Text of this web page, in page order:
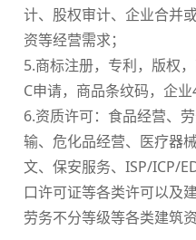
计、股权审计、企业合并
资等经营需求；
5.商标注册，专利，版权
C申请，商品条纹码，企
6.资质许可：食品经营、
输、危化品经营、医疗器
文、保安服务、ISP/ICP/
口许可证等各类许可以及
劳务不分等级等各类建筑